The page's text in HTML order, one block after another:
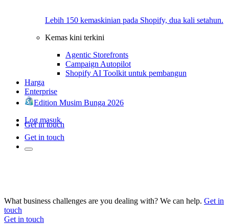
Lebih 150 kemaskinian pada Shopify, dua kali setahun.
Kemas kini terkini
Agentic Storefronts
Campaign Autopilot
Shopify AI Toolkit untuk pembangun
Harga
Enterprise
Edition Musim Bunga 2026
Log masuk
Get in touch
Get in touch
What business challenges are you dealing with? We can help. Get in
touch
Get in touch